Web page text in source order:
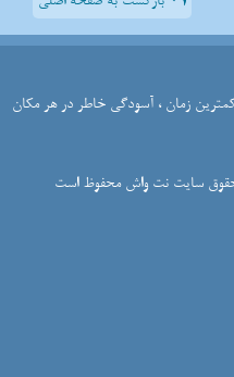
زمان ، آسودگی خاطر در هر مکان